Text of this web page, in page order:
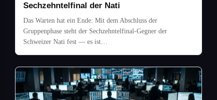
Sechzehntelfinal der Nati
Das Warten hat ein Ende: Mit dem Abschluss der
Gruppenphase steht der Sechzehntelfinal-Gegner der
Schweizer Nati fest — es ist…